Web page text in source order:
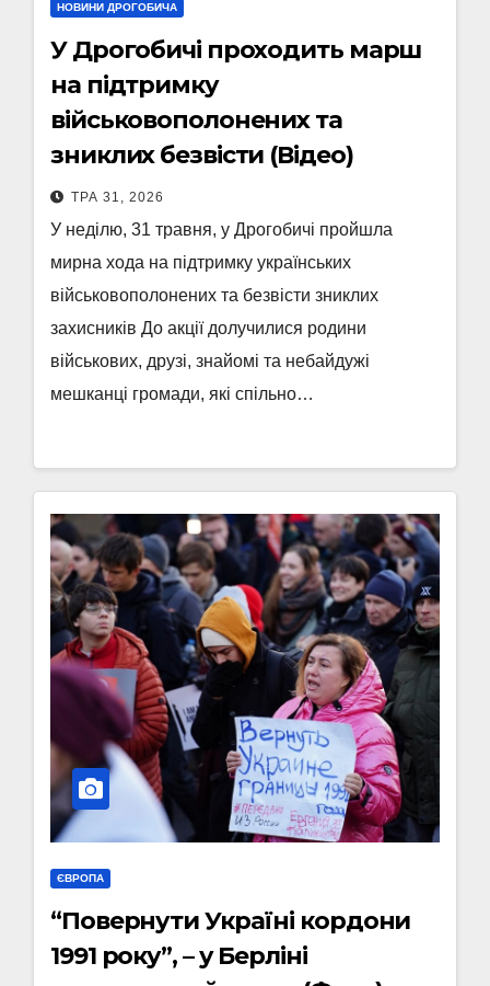
НОВИНИ ДРОГОБИЧА
У Дрогобичі проходить марш
на підтримку
військовополонених та
зниклих безвісти (Відео)
ТРА 31, 2026
У неділю, 31 травня, у Дрогобичі пройшла
мирна хода на підтримку українських
військовополонених та безвісти зниклих
захисників До акції долучилися родини
військових, друзі, знайомі та небайдужі
мешканці громади, які спільно…
ЄВРОПА
“Повернути Україні кордони
1991 року”, – у Берліні